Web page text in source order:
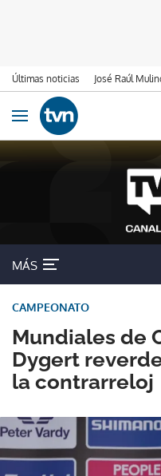
Últimas noticias José Raúl
Ir al contenido
Obrir navegació
MÁS
Mundiales de
Dygert
la contrarreloj
CAMPEONATO